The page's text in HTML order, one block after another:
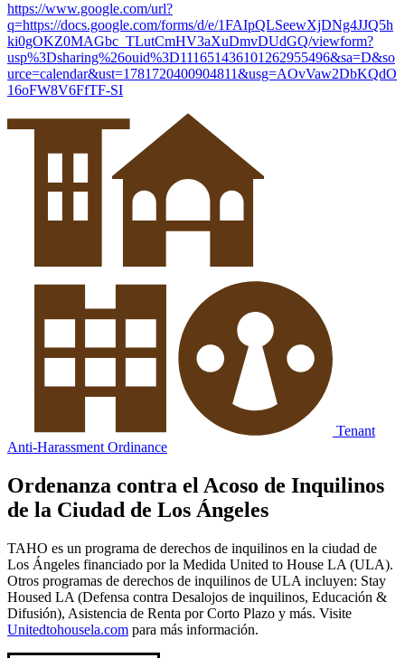
https://www.google.com/url?
q=https://docs.google.com/forms/d/e/1FAIpQLSeewXjDNg4JJQ5h
ki0gOKZ0MAGbc_TLutCmHV3aXuDmvDUdGQ/viewform?
usp%3Dsharing%26ouid%3D111651436101262955496&sa=D&so
urce=calendar&ust=1781720400904811&usg=AOvVaw2DbKQdO
16oFW8V6FfTF-SI
Tenant
Anti-Harassment Ordinance
Ordenanza contra el Acoso de Inquilinos
de la Ciudad de Los Ángeles
TAHO es un programa de derechos de inquilinos en la ciudad de
Los Ángeles financiado por la Medida United to House LA (ULA).
Otros programas de derechos de inquilinos de ULA incluyen: Stay
Housed LA (Defensa contra Desalojos de inquilinos, Educación &
Difusión), Asistencia de Renta por Corto Plazo y más. Visite
Unitedtohousela.com para más información.